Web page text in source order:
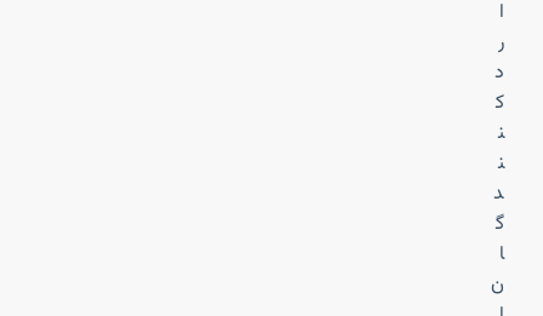
ا
ر
د
ک
ن
ن
د
گ
ا
ن